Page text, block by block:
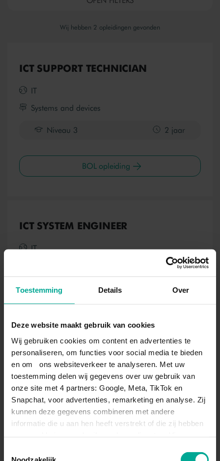
Toestemming Details Over
Deze website maakt gebruik van cookies
Wij gebruiken cookies om content en advertenties te
personaliseren, om functies voor social media te bieden
en om ons websiteverkeer te analyseren. Met uw
toestemming delen wij gegevens over uw gebruik van
onze site met 4 partners: Google, Meta, TikTok en
Snapchat, voor advertenties, remarketing en analyse. Zij
kunnen deze gegevens combineren met andere
informatie die u aan hen heeft verstrekt of die zij hebben
Wij hebben 2 opleidingen gevonden
ICT SUPPORT TECHNICIAN
IT
Systems and devices
Niveau 3 2 jaar
BOL opleiding
ICT SYSTEM ENGINEER
IT
Niveau 4 3 jaar
BOL opleiding
BBL opleiding